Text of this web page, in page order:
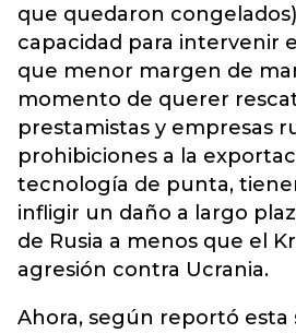
que quedaron
capacidad para intervenir
que menor margen de
momento de querer
prestamistas y empresas
prohibiciones a la
tecnología de punta,
infligir un daño a largo
de Rusia a menos que el
agresión contra Ucrania.
Ahora, según reportó esta